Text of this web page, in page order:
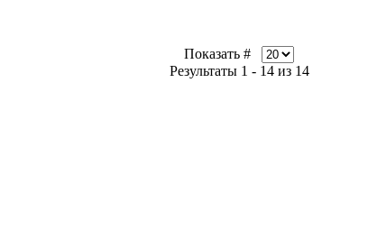
Показать #
Результаты 1 - 14 из 14